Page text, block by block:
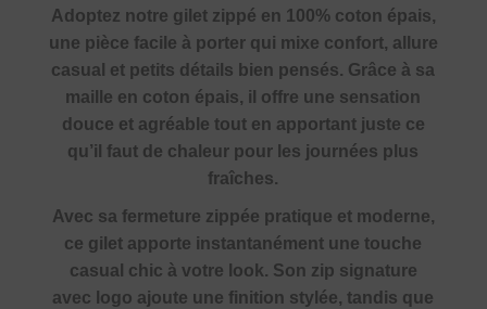
Adoptez notre gilet zippé en 100% coton épais,
une pièce facile à porter qui mixe confort, allure
casual et petits détails bien pensés. Grâce à sa
maille en coton épais, il offre une sensation
douce et agréable tout en apportant juste ce
qu’il faut de chaleur pour les journées plus
fraîches.
Avec sa fermeture zippée pratique et moderne,
ce gilet apporte instantanément une touche
casual chic à votre look. Son zip signature
avec logo ajoute une finition stylée, tandis que